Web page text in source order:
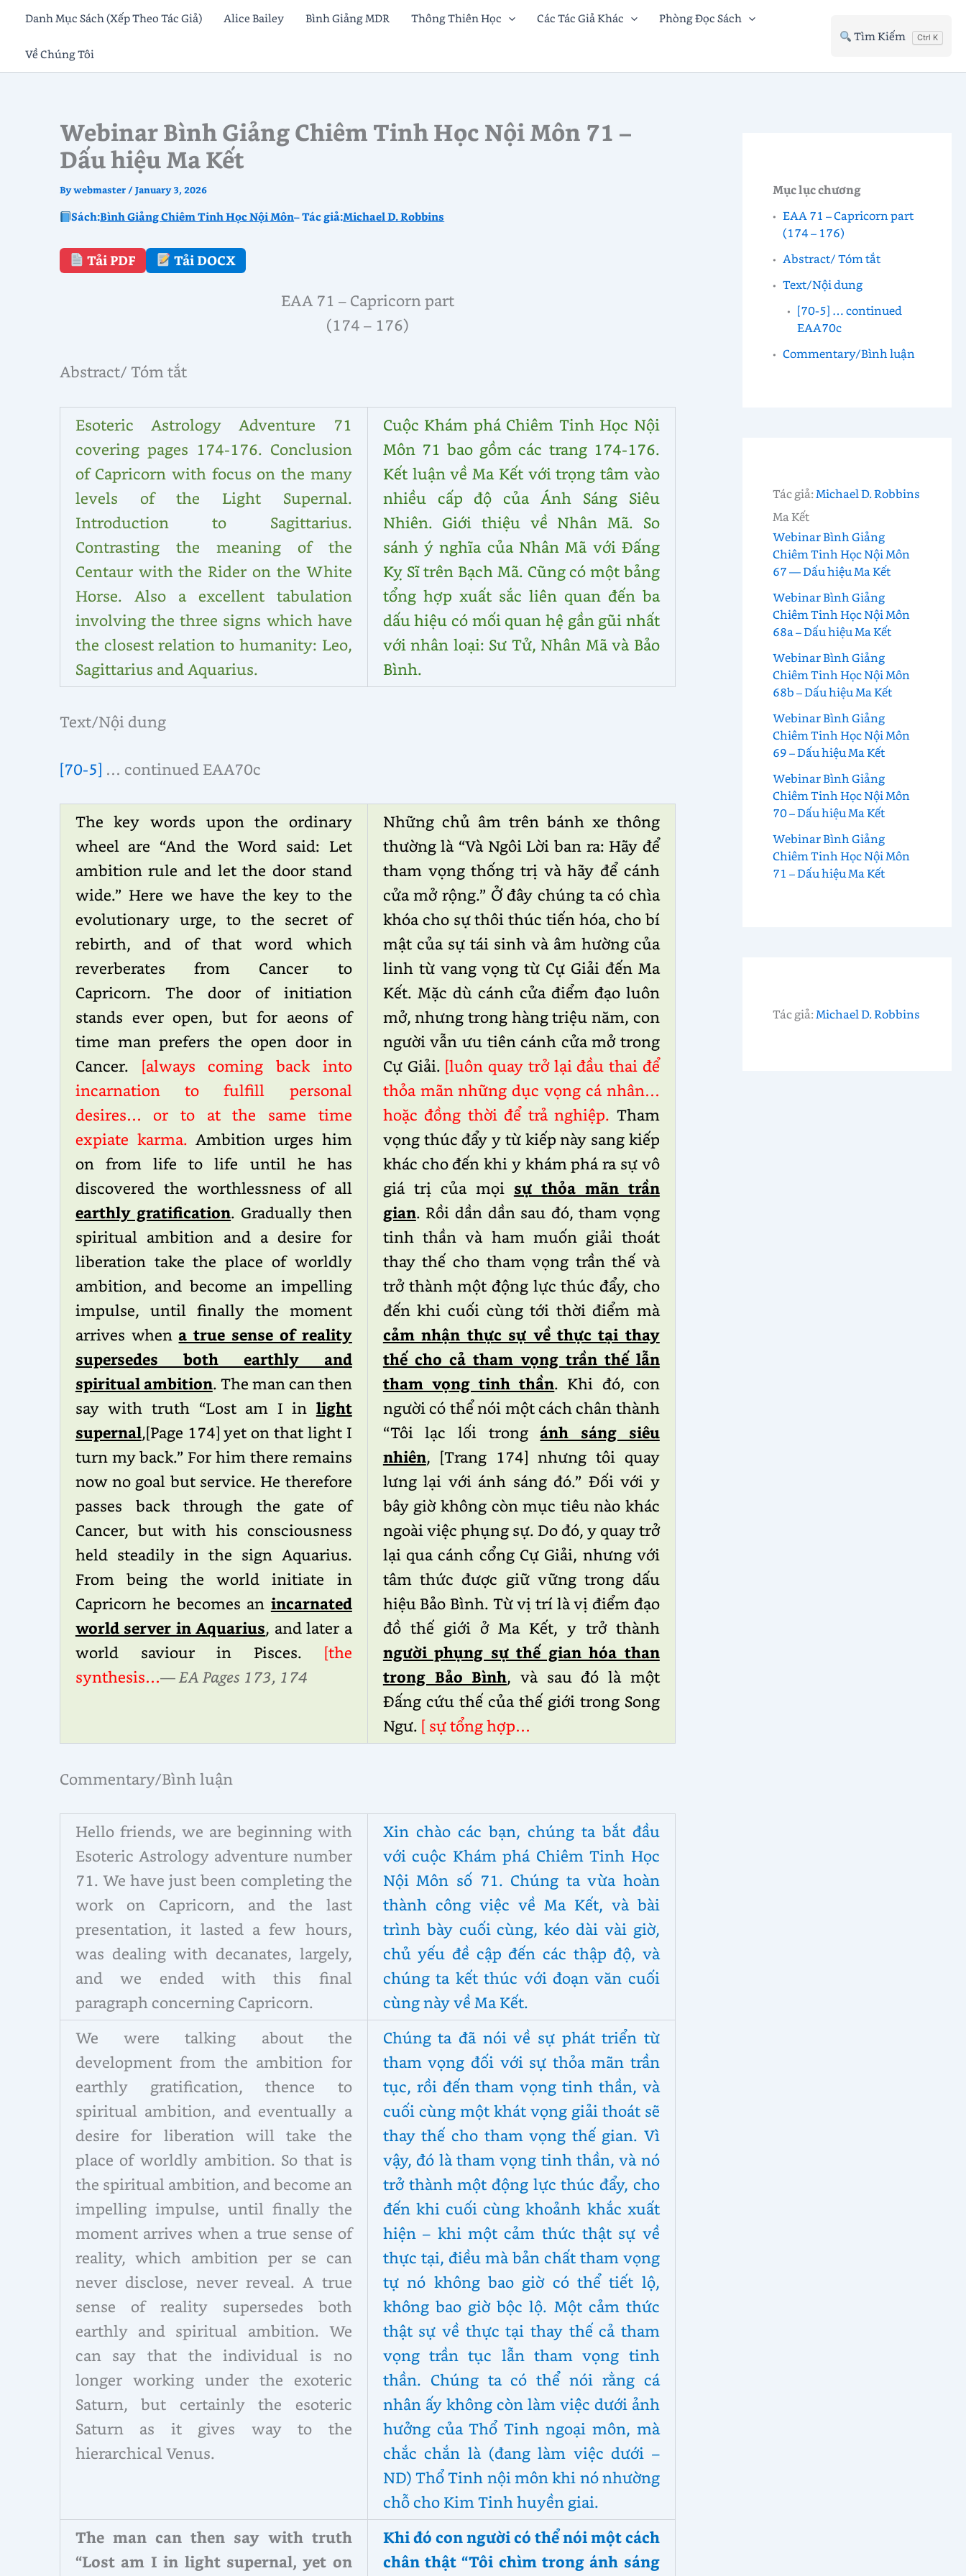
Skip
content
Danh Mục Sách (Xếp Theo Tác Giả) Alice Bailey Bình Giảng MDR Thông Thiên Học Các Tác Giả Khác Phòng Đọc Sách
Về Chúng Tôi
Tìm Kiếm Ctrl K
Webinar Bình Giảng Chiêm Tinh Học Nội Môn 71 –
Dấu hiệu Ma Kết
Bywebmaster /January 3, 2026
Sách:Bình Giảng Chiêm Tinh Học Nội Môn– Tác giả:Michael D. Robbins
Tải PDF Tải DOCX
EAA 71 – Capricorn part
(174 – 176)
Abstract/ Tóm tắt
Esoteric Astrology Adventure 71
covering pages 174-176. Conclusion
of Capricorn with focus on the many
levels of the Light Supernal.
Introduction to Sagittarius.
Contrasting the meaning of the
Centaur with the Rider on the White
Horse. Also a excellent tabulation
involving the three signs which have
the closest relation to humanity: Leo,
Sagittarius and Aquarius.
Cuộc Khám phá Chiêm Tinh Học Nội
Môn 71 bao gồm các trang 174-176.
Kết luận về Ma Kết với trọng tâm vào
nhiều cấp độ của Ánh Sáng Siêu
Nhiên. Giới thiệu về Nhân Mã. So
sánh ý nghĩa của Nhân Mã với Đấng
Kỵ Sĩ trên Bạch Mã. Cũng có một bảng
tổng hợp xuất sắc liên quan đến ba
dấu hiệu có mối quan hệ gần gũi nhất
với nhân loại: Sư Tử, Nhân Mã và Bảo
Bình.
Text/Nội dung
[70-5] … continued EAA70c
The key words upon the ordinary
wheel are “And the Word said: Let
ambition rule and let the door stand
wide.” Here we have the key to the
evolutionary urge, to the secret of
rebirth, and of that word which
reverberates from Cancer to
Capricorn. The door of initiation
stands ever open, but for aeons of
time man prefers the open door in
Cancer. [always coming back into
incarnation to fulfill personal
desires… or to at the same time
expiate karma. Ambition urges him
on from life to life until he has
discovered the worthlessness of all
earthly gratification. Gradually then
spiritual ambition and a desire for
liberation take the place of worldly
ambition, and become an impelling
impulse, until finally the moment
arrives whena true sense of reality
supersedes both earthly and
spiritual ambition. The man can then
say with truth “Lost am I in light
supernal,[Page 174] yet on that light I
turn my back.” For him there remains
now no goal but service. He therefore
passes back through the gate of
Cancer, but with his consciousness
held steadily in the sign Aquarius.
From being the world initiate in
Capricorn he becomes an incarnated
world server in Aquarius, and later a
world saviour in Pisces. [the
synthesis…— EA Pages 173, 174
Những chủ âm trên bánh xe thông
thường là “Và Ngôi Lời ban ra: Hãy để
tham vọng thống trị và hãy để cánh
cửa mở rộng.” Ở đây chúng ta có chìa
khóa cho sự thôi thúc tiến hóa, cho bí
mật của sự tái sinh và âm hường của
linh từ vang vọng từ Cự Giải đến Ma
Kết. Mặc dù cánh cửa điểm đạo luôn
mở, nhưng trong hàng triệu năm, con
người vẫn ưu tiên cánh cửa mở trong
Cự Giải. [luôn quay trở lại đầu thai để
thỏa mãn những dục vọng cá nhân…
hoặc đồng thời để trả nghiệp. Tham
vọng thúc đẩy y từ kiếp này sang kiếp
khác cho đến khi y khám phá ra sự vô
giá trị của mọi sự thỏa mãn trần
gian. Rồi dần dần sau đó, tham vọng
tinh thần và ham muốn giải thoát
thay thế cho tham vọng trần thế và
trở thành một động lực thúc đẩy, cho
đến khi cuối cùng tới thời điểm mà
cảm nhận thực sự về thực tại thay
thế cho cả tham vọng trần thế lẫn
tham vọng tinh thần. Khi đó, con
người có thể nói một cách chân thành
“Tôi lạc lối trongánh sáng siêu
nhiên, [Trang 174] nhưng tôi quay
lưng lại với ánh sáng đó.” Đối với y
bây giờ không còn mục tiêu nào khác
ngoài việc phụng sự. Do đó, y quay trở
lại qua cánh cổng Cự Giải, nhưng với
tâm thức được giữ vững trong dấu
hiệu Bảo Bình. Từ vị trí là vị điểm đạo
đồ thế giới ở Ma Kết, y trở thành
người phụng sự thế gian hóa than
trong Bảo Bình, và sau đó là một
Đấng cứu thế của thế giới trong Song
Ngư. [ sự tổng hợp…
Commentary/Bình luận
Hello friends, we are beginning with
Esoteric Astrology adventure number
71. We have just been completing the
work on Capricorn, and the last
presentation, it lasted a few hours,
was dealing with decanates, largely,
and we ended with this final
paragraph concerning Capricorn.
Xin chào các bạn, chúng ta bắt đầu
với cuộc Khám phá Chiêm Tinh Học
Nội Môn số 71. Chúng ta vừa hoàn
thành công việc về Ma Kết, và bài
trình bày cuối cùng, kéo dài vài giờ,
chủ yếu đề cập đến các thập độ, và
chúng ta kết thúc với đoạn văn cuối
cùng này về Ma Kết.
We were talking about the
development from the ambition for
earthly gratification, thence to
spiritual ambition, and eventually a
desire for liberation will take the
place of worldly ambition. So that is
the spiritual ambition, and become an
impelling impulse, until finally the
moment arrives when a true sense of
reality, which ambition per se can
never disclose, never reveal. A true
sense of reality supersedes both
earthly and spiritual ambition. We
can say that the individual is no
longer working under the exoteric
Saturn, but certainly the esoteric
Saturn as it gives way to the
hierarchical Venus.
Chúng ta đã nói về sự phát triển từ
tham vọng đối với sự thỏa mãn trần
tục, rồi đến tham vọng tinh thần, và
cuối cùng một khát vọng giải thoát sẽ
thay thế cho tham vọng thế gian. Vì
vậy, đó là tham vọng tinh thần, và nó
trở thành một động lực thúc đẩy, cho
đến khi cuối cùng khoảnh khắc xuất
hiện – khi một cảm thức thật sự về
thực tại, điều mà bản chất tham vọng
tự nó không bao giờ có thể tiết lộ,
không bao giờ bộc lộ. Một cảm thức
thật sự về thực tại thay thế cả tham
vọng trần tục lẫn tham vọng tinh
thần. Chúng ta có thể nói rằng cá
nhân ấy không còn làm việc dưới ảnh
hưởng của Thổ Tinh ngoại môn, mà
chắc chắn là (đang làm việc dưới –
ND) Thổ Tinh nội môn khi nó nhường
chỗ cho Kim Tinh huyền giai.
The man can then say with truth
“Lost am I in light supernal, yet on
Khi đó con người có thể nói một cách
chân thật “Tôi chìm trong ánh sáng
Mục lục chương
EAA 71 – Capricorn part
(174 – 176)
Abstract/ Tóm tắt
Text/Nội dung
[70-5] … continued
EAA70c
Commentary/Bình luận
Tác giả:Michael D. Robbins
Ma Kết
Webinar Bình Giảng
Chiêm Tinh Học Nội Môn
67 — Dấu hiệu Ma Kết
Webinar Bình Giảng
Chiêm Tinh Học Nội Môn
68a – Dấu hiệu Ma Kết
Webinar Bình Giảng
Chiêm Tinh Học Nội Môn
68b – Dấu hiệu Ma Kết
Webinar Bình Giảng
Chiêm Tinh Học Nội Môn
69 – Dấu hiệu Ma Kết
Webinar Bình Giảng
Chiêm Tinh Học Nội Môn
70 – Dấu hiệu Ma Kết
Webinar Bình Giảng
Chiêm Tinh Học Nội Môn
71 – Dấu hiệu Ma Kết
Tác giả: Michael D. Robbins